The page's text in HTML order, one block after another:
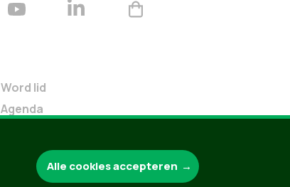
Word lid
Agenda
Verleng je lidmaatschap
Programma oktober 2024
Alle cookies accepteren